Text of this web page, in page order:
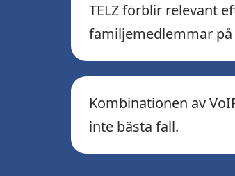
TELZ förblir relevant
familjemedlemmar
Kombinationen av
inte bästa fall.